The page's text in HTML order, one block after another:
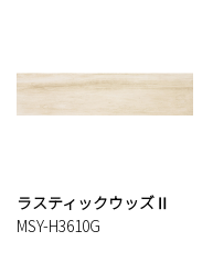
ラスティックウッズⅡ
MSY-H3610G